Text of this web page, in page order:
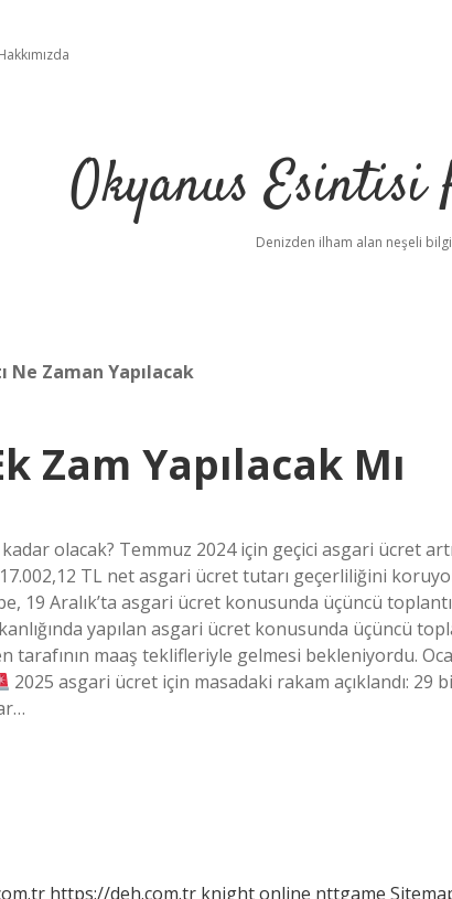
Okyanus Esintisi
Denizden ilham alan neşeli
Ne Zaman Yapılacak
Zam Yapılacak Mı
olacak? Temmuz 2024 için geçici asgari ücret
TL net asgari ücret tutarı geçerliliğini
19 Aralık’ta asgari ücret konusunda üçüncü toplantı
yapılan asgari ücret konusunda üçüncü
tarafının maaş teklifleriyle gelmesi bekleniyordu.
2025 asgari ücret için masadaki rakam açıklandı: 29
https://deh.com.tr knight online nttgame